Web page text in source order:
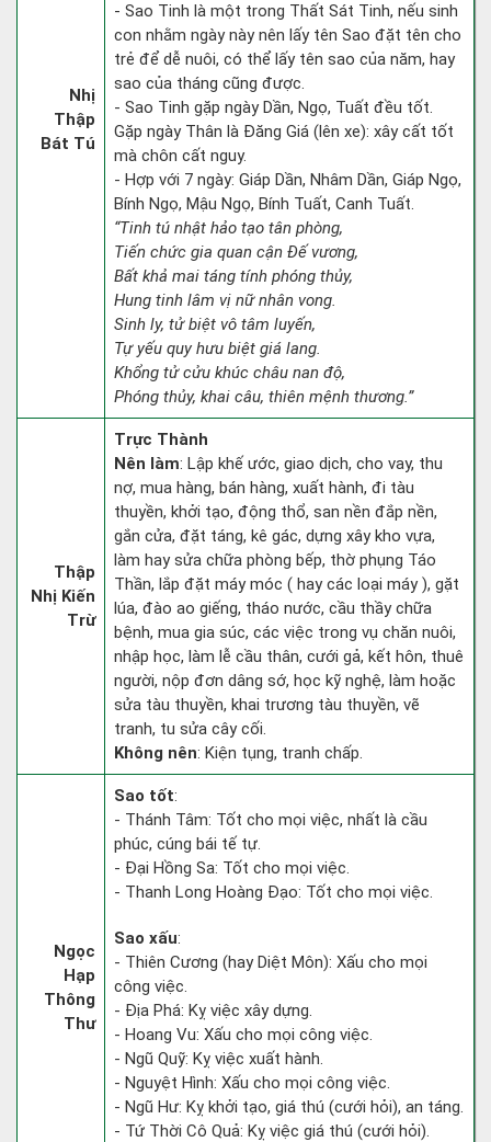
Nhị
Thập
Bát Tú
- Sao Tinh là một trong Thất Sát Tinh, nếu sinh
con nhằm ngày này nên lấy tên Sao đặt tên cho
trẻ để dễ nuôi, có thể lấy tên sao của năm, hay
sao của tháng cũng được.
- Sao Tinh gặp ngày Dần, Ngọ, Tuất đều tốt.
Gặp ngày Thân là Đăng Giá (lên xe): xây cất tốt
mà chôn cất nguy.
- Hợp với 7 ngày: Giáp Dần, Nhâm Dần, Giáp Ngọ,
Bính Ngọ, Mậu Ngọ, Bính Tuất, Canh Tuất.
“Tinh tú nhật hảo tạo tân phòng,
Tiến chức gia quan cận Đế vương,
Bất khả mai táng tính phóng thủy,
Hung tinh lâm vị nữ nhân vong.
Sinh ly, tử biệt vô tâm luyến,
Tự yếu quy hưu biệt giá lang.
Khổng tử cửu khúc châu nan độ,
Phóng thủy, khai câu, thiên mệnh thương.”
Thập
Nhị Kiến
Trừ
Trực Thành
Nên làm: Lập khế ước, giao dịch, cho vay, thu
nợ, mua hàng, bán hàng, xuất hành, đi tàu
thuyền, khởi tạo, động thổ, san nền đắp nền,
gắn cửa, đặt táng, kê gác, dựng xây kho vựa,
làm hay sửa chữa phòng bếp, thờ phụng Táo
Thần, lắp đặt máy móc ( hay các loại máy ), gặt
lúa, đào ao giếng, tháo nước, cầu thầy chữa
bệnh, mua gia súc, các việc trong vụ chăn nuôi,
nhập học, làm lễ cầu thân, cưới gả, kết hôn, thuê
người, nộp đơn dâng sớ, học kỹ nghệ, làm hoặc
sửa tàu thuyền, khai trương tàu thuyền, vẽ
tranh, tu sửa cây cối.
Không nên: Kiện tụng, tranh chấp.
Ngọc
Hạp
Thông
Thư
Sao tốt:
- Thánh Tâm: Tốt cho mọi việc, nhất là cầu
phúc, cúng bái tế tự.
- Đại Hồng Sa: Tốt cho mọi việc.
- Thanh Long Hoàng Đạo: Tốt cho mọi việc.
Sao xấu:
- Thiên Cương (hay Diệt Môn): Xấu cho mọi
công việc.
- Địa Phá: Kỵ việc xây dựng.
- Hoang Vu: Xấu cho mọi công việc.
- Ngũ Quỹ: Kỵ việc xuất hành.
- Nguyệt Hình: Xấu cho mọi công việc.
- Ngũ Hư: Kỵ khởi tạo, giá thú (cưới hỏi), an táng.
- Tứ Thời Cô Quả: Kỵ việc giá thú (cưới hỏi).